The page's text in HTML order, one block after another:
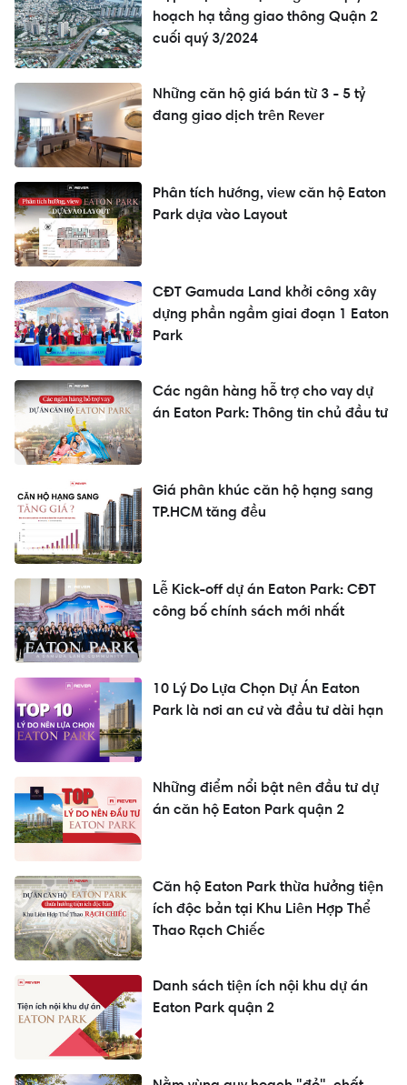
hoạch hạ tầng giao thông Quận 2
cuối quý 3/2024
Những căn hộ giá bán từ 3 - 5 tỷ
đang giao dịch trên Rever
Phân tích hướng, view căn hộ Eaton
Park dựa vào Layout
CĐT Gamuda Land khởi công xây
dựng phần ngầm giai đoạn 1 Eaton
Park
Các ngân hàng hỗ trợ cho vay dự
án Eaton Park: Thông tin chủ đầu tư
Giá phân khúc căn hộ hạng sang
TP.HCM tăng đều
Lễ Kick-off dự án Eaton Park: CĐT
công bố chính sách mới nhất
10 Lý Do Lựa Chọn Dự Án Eaton
Park là nơi an cư và đầu tư dài hạn
Những điểm nổi bật nên đầu tư dự
án căn hộ Eaton Park quận 2
Căn hộ Eaton Park thừa hưởng tiện
ích độc bản tại Khu Liên Hợp Thể
Thao Rạch Chiếc
Danh sách tiện ích nội khu dự án
Eaton Park quận 2